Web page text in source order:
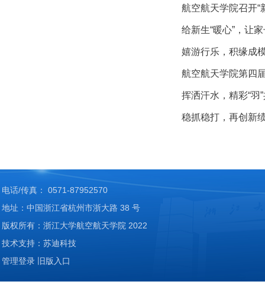
航空航天学院召开“
给新生“暖心”，让
嬉游行乐，积缘成
航空航天学院第四
挥洒汗水，精彩“
稳抓稳打，再创新
电话/传真： 0571-87952570
地址：中国浙江省杭州市浙大路 38 号
版权所有：浙江大学航空航天学院 2022
技术支持：苏迪科技
管理登录 旧版入口